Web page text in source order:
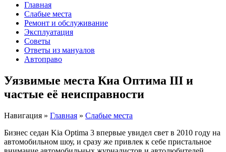
Главная
Слабые места
Ремонт и обслуживание
Эксплуатация
Советы
Ответы из мануалов
Автоправо
Уязвимые места Киа Оптима III и
частые её неисправности
Навигация » Главная » Слабые места
Бизнес седан Kia Optima 3 впервые увидел свет в 2010 году на
автомобильном шоу, и сразу же привлек к себе пристальное